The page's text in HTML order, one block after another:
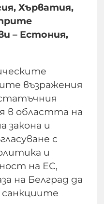
Хърватия,
– Естония,
възражения
в областта на
закона и
с
и
на ЕС,
на Белград да
санкциите